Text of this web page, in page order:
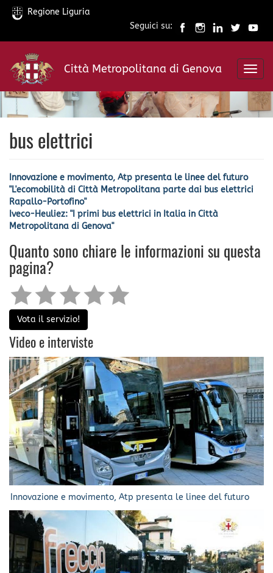
Salta
contenuto
principale
Regione Liguria
Seguici su:
Città Metropolitana di Genova
bus elettrici
Innovazione e movimento, Atp presenta le linee del futuro
"L'ecomobilità di Città Metropolitana parte dai bus elettrici
Rapallo-Portofino"
Iveco-Heuliez: "I primi bus elettrici in Italia in Città
Metropolitana di Genova"
Quanto sono chiare le informazioni su questa
pagina?
Vota il servizio!
Video e interviste
Innovazione e movimento, Atp presenta le linee del futuro